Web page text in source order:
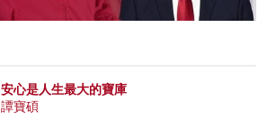
安心是人生最大的寶庫
譚寶碩